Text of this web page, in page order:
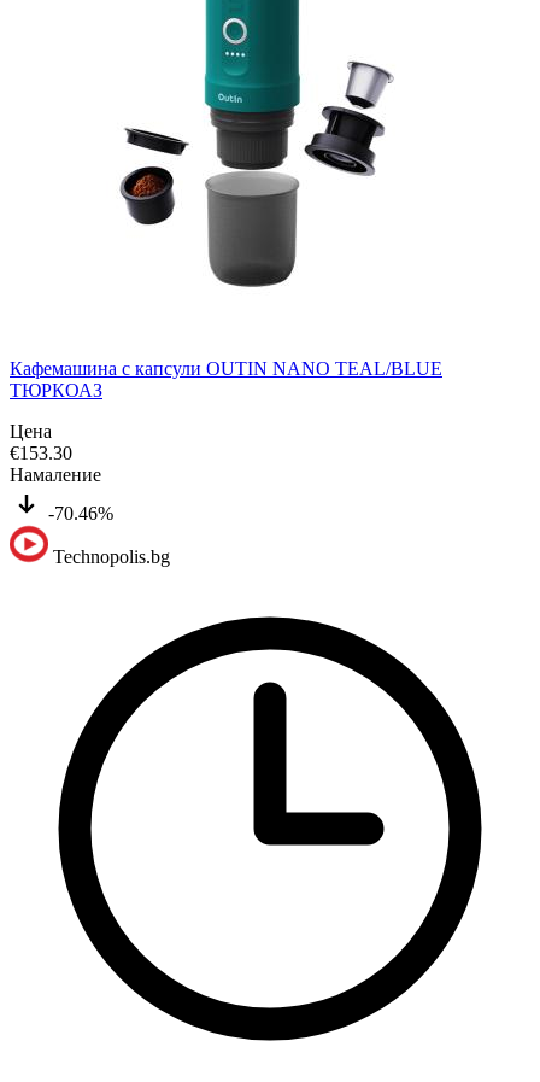
Кафемашина с капсули OUTIN NANO TEAL/BLUE
ТЮРКОАЗ
Цена
€153.30
Намаление
-70.46%
Technopolis.bg